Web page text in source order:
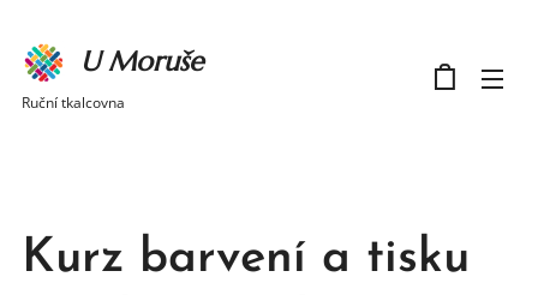
U Moruše
Ruční tkalcovna
Kurz barvení a tisku